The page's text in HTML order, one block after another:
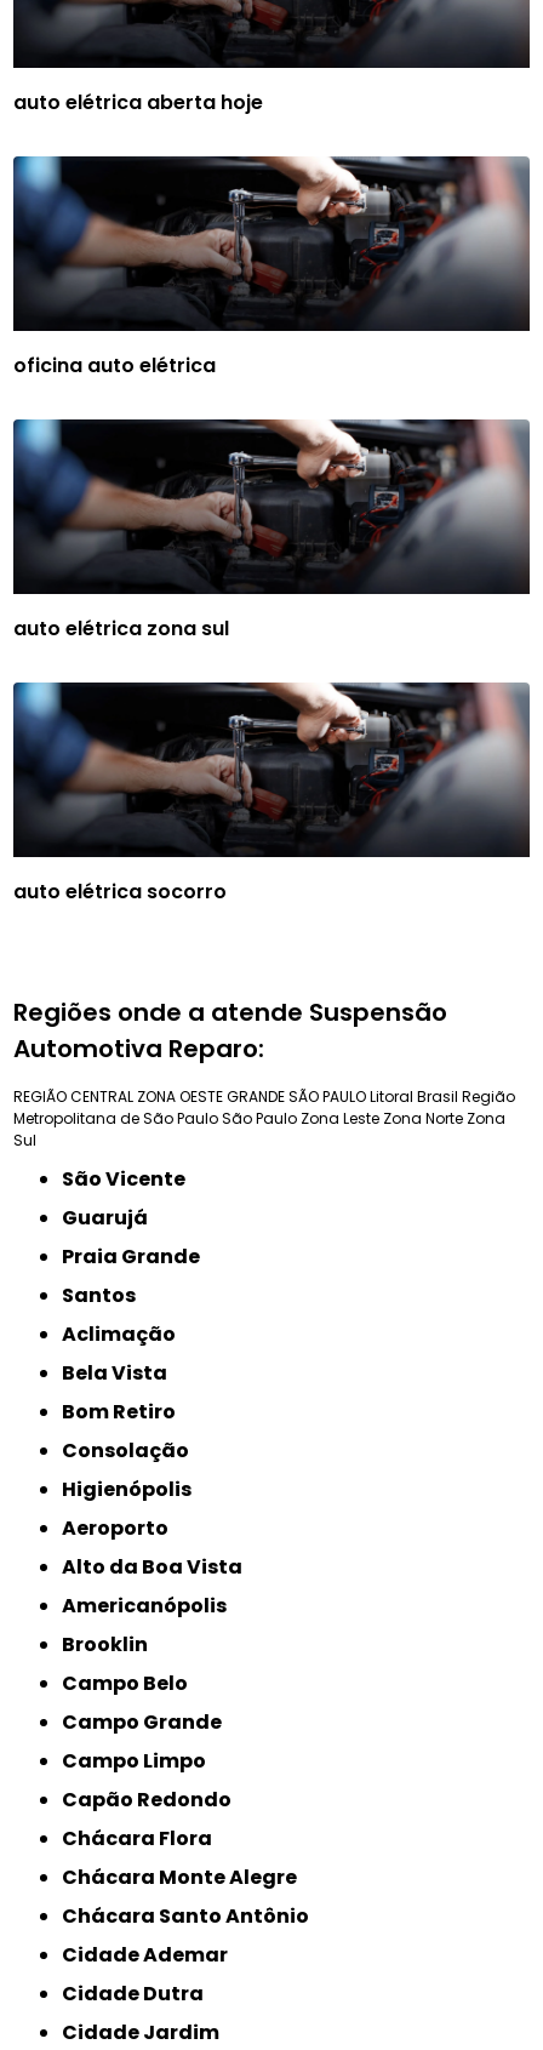
auto elétrica aberta hoje
oficina auto elétrica
auto elétrica zona sul
auto elétrica socorro
Regiões onde a atende Suspensão
Automotiva Reparo:
REGIÃO CENTRAL ZONA OESTEGRANDE SÃO PAULOLitoral Brasil Região
Metropolitana de São PauloSão Paulo Zona Leste Zona Norte Zona
Sul
São Vicente
Guarujá
Praia Grande
Santos
Aclimação
Bela Vista
Bom Retiro
Consolação
Higienópolis
Aeroporto
Alto da Boa Vista
Americanópolis
Brooklin
Campo Belo
Campo Grande
Campo Limpo
Capão Redondo
Chácara Flora
Chácara Monte Alegre
Chácara Santo Antônio
Cidade Ademar
Cidade Dutra
Cidade Jardim